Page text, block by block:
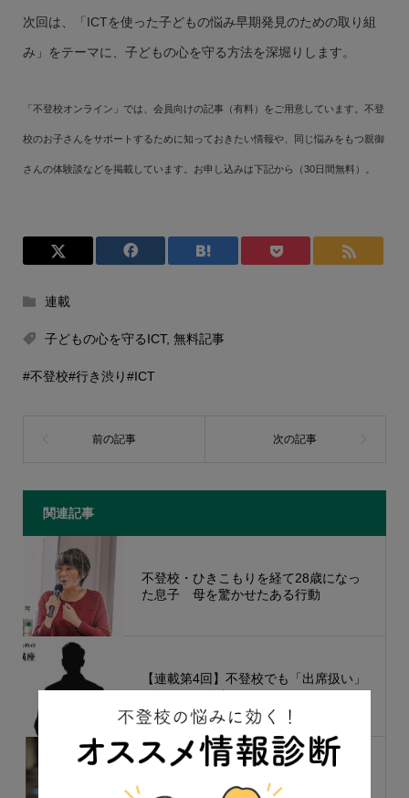
次回は、「ICTを使った子どもの悩み早期発見のための取り組
み」をテーマに、子どもの心を守る方法を深堀りします。
「不登校オンライン」では、会員向けの記事（有料）をご用意しています。不登
校のお子さんをサポートするために知っておきたい情報や、同じ悩みをもつ親御
さんの体験談などを掲載しています。お申し込みは下記から（30日間無料）。
連載
子どもの心を守るICT, 無料記事
#不登校#行き渋り#ICT
関連記事
不登校・ひきこもりを経て28歳になっ
た息子 母を驚かせたある行動
【連載第4回】不登校でも「出席扱い」
になることもある！?
手取り足取りでもダメだった 不登校